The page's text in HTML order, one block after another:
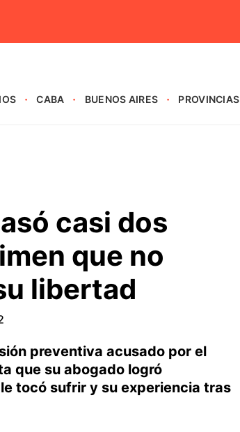
CABA BUENOS AIRES PROVINCIAS
casi dos
que no
libertad
preventiva acusado por el
que su abogado logró
tocó sufrir y su experiencia tras